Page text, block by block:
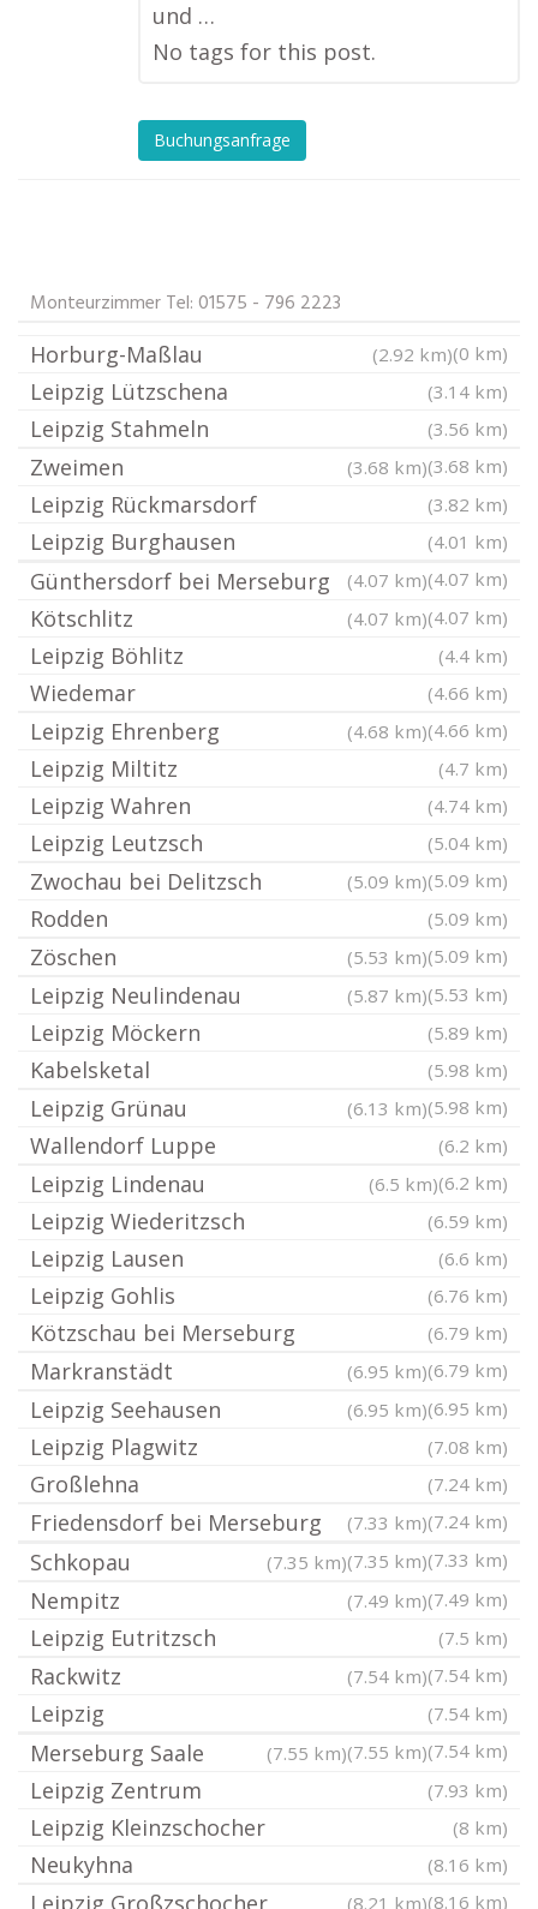
und …
No tags for this post.
Buchungsanfrage
Monteurzimmer Tel: 01575 - 796 2223
(0 km)
Horburg-Maßlau (2.92 km)
Leipzig Lützschena (3.14 km)
Leipzig Stahmeln
(3.56 km)
(3.68 km)
Zweimen (3.68 km)
Leipzig Rückmarsdorf (3.82 km)
Leipzig Burghausen
(4.01 km)
(4.07 km)
(4.07 km)
Günthersdorf bei Merseburg
(4.07 km)
Kötschlitz (4.07 km)
Leipzig Böhlitz (4.4 km)
Wiedemar
(4.66 km)
(4.66 km)
Leipzig Ehrenberg (4.68 km)
Leipzig Miltitz (4.7 km)
Leipzig Wahren (4.74 km)
Leipzig Leutzsch
(5.04 km)
(5.09 km)
Zwochau bei Delitzsch (5.09 km)
Rodden
(5.09 km)
(5.09 km)
Zöschen
(5.53 km)
(5.53 km)
Leipzig Neulindenau (5.87 km)
Leipzig Möckern (5.89 km)
Kabelsketal
(5.98 km)
(5.98 km)
Leipzig Grünau (6.13 km)
Wallendorf Luppe
(6.2 km)
(6.2 km)
Leipzig Lindenau (6.5 km)
Leipzig Wiederitzsch (6.59 km)
Leipzig Lausen (6.6 km)
Leipzig Gohlis (6.76 km)
Kötzschau bei Merseburg
(6.79 km)
(6.79 km)
Markranstädt
(6.95 km)
(6.95 km)
Leipzig Seehausen (6.95 km)
Leipzig Plagwitz (7.08 km)
Großlehna
(7.24 km)
(7.24 km)
Friedensdorf bei Merseburg
(7.33 km)
(7.33 km)
(7.35 km)
Schkopau
(7.35 km)
(7.49 km)
Nempitz (7.49 km)
Leipzig Eutritzsch
(7.5 km)
(7.54 km)
Rackwitz (7.54 km)
Leipzig
(7.54 km)
(7.54 km)
(7.55 km)
Merseburg Saale (7.55 km)
Leipzig Zentrum (7.93 km)
Leipzig Kleinzschocher (8 km)
Neukyhna
(8.16 km)
(8.16 km)
Leipzig Großzschocher (8.21 km)